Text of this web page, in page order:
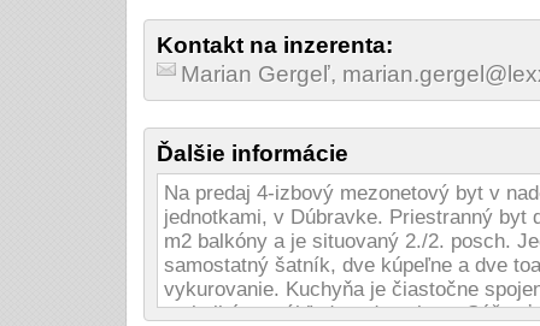
Kontakt na inzerenta:
Marian Gergeľ,
Ďalšie informácie
Na predaj 4-izbový mezonetový byt v
jednotkami, v Dúbravke. Priestranný byt
m2 balkóny a je situovaný 2./2. posch.
samostatný šatník, dve kúpeľne a dve
vykurovanie. Kuchyňa je čiastočne
na balkón s výhľadom do zelene.